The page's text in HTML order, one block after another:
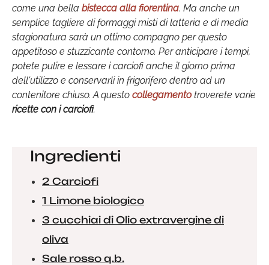
come una bella bistecca alla fiorentina. Ma anche un
semplice tagliere di formaggi misti di latteria e di media
stagionatura sarà un ottimo compagno per questo
appetitoso e stuzzicante contorno. Per anticipare i tempi,
potete pulire e lessare i carciofi anche il giorno prima
dell'utilizzo e conservarli in frigorifero dentro ad un
contenitore chiuso. A questo collegamentotroverete varie
ricette con i carciofi.
Ingredienti
2 Carciofi
1 Limone biologico
3 cucchiai di Olio extravergine di
oliva
Sale rosso q.b.